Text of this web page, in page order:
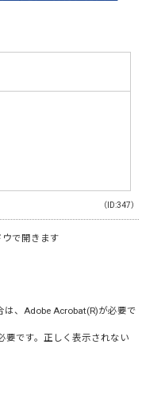
（ID:347）
で開きます
は、Adobe Acrobat(R)が必要で
要です。正しく表示されない